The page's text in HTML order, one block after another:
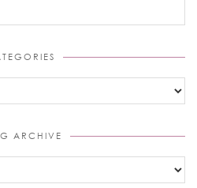
ARCHIVE